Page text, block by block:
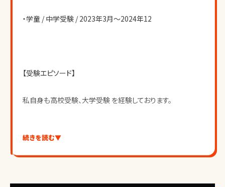
・学童 / 中学受験 / 2023年3月〜2024年12
【受験エピソード】
私自身も高校受験、大学受験 を経験しております。
【指導について】
学童での勤務経験があることから小学生のお子様の学習サ
続きを読む▼